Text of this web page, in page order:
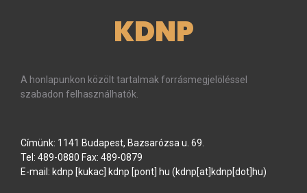
KDNP
A honlapunkon közölt tartalmak forrásmegjelöléssel
szabadon felhasználhatók.
Címünk: 1141 Budapest, Bazsarózsa u. 69.
Tel: 489-0880 Fax: 489-0879
E-mail: kdnp [kukac] kdnp [pont] hu (kdnp[at]kdnp[dot]hu)